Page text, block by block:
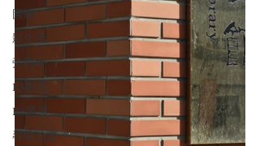
圖輯
影生活
旁觀者
RS影思
RS幕後
尋物臉書